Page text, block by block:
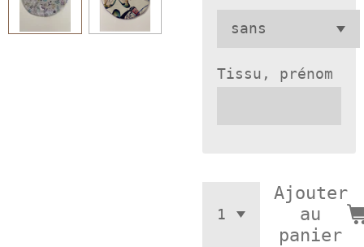
Tissu, prénom
Ajouter
au
panier